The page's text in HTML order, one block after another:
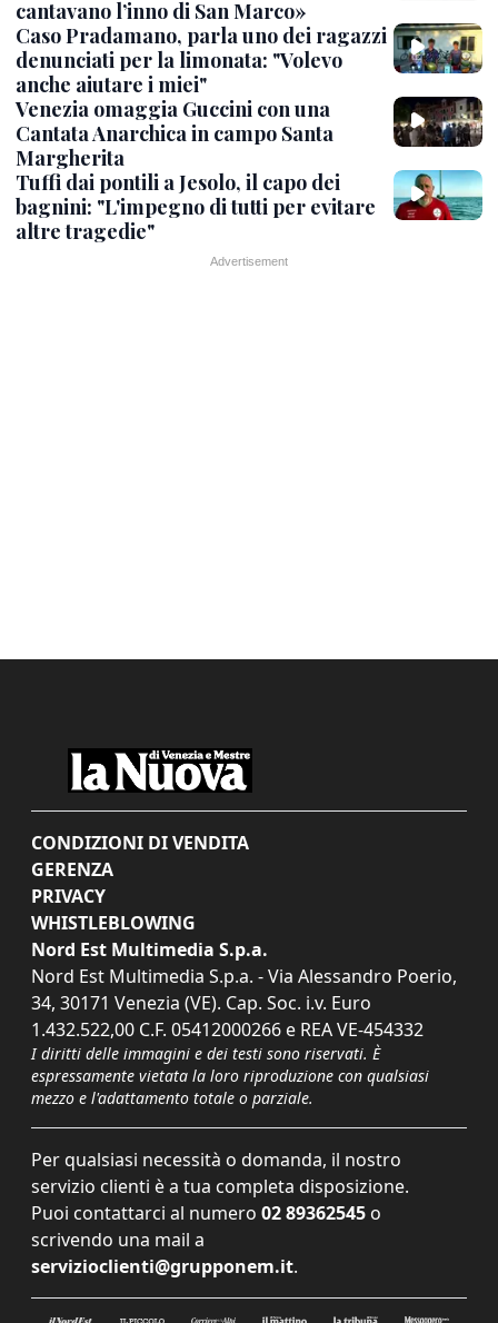
cantavano l’inno di San Marco»
Caso Pradamano, parla uno dei ragazzi
denunciati per la limonata: "Volevo
anche aiutare i miei"
Venezia omaggia Guccini con una
Cantata Anarchica in campo Santa
Margherita
Tuffi dai pontili a Jesolo, il capo dei
bagnini: "L'impegno di tutti per evitare
altre tragedie"
CONDIZIONI DI VENDITA
GERENZA
PRIVACY
WHISTLEBLOWING
Nord Est Multimedia S.p.a.
Nord Est Multimedia S.p.a. - Via Alessandro Poerio,
34, 30171 Venezia (VE). Cap. Soc. i.v. Euro
1.432.522,00 C.F. 05412000266 e REA VE-454332
I diritti delle immagini e dei testi sono riservati. È
espressamente vietata la loro riproduzione con qualsiasi
mezzo e l'adattamento totale o parziale.
Per qualsiasi necessità o domanda, il nostro
servizio clienti è a tua completa disposizione.
Puoi contattarci al numero 02 89362545 o
scrivendo una mail a
servizioclienti@grupponem.it.